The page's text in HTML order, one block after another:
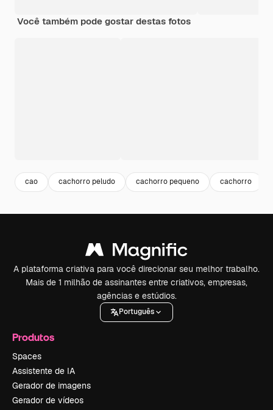
Você também pode gostar destas fotos
cao cachorro peludo cachorro pequeno cachorro
A plataforma criativa para você direcionar seu melhor trabalho.
Mais de 1 milhão de assinantes entre criativos, empresas,
agências e estúdios.
Português
Produtos
Spaces
Assistente de IA
Gerador de imagens
Gerador de vídeos